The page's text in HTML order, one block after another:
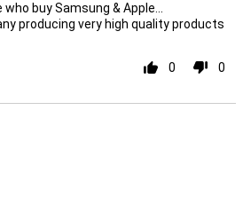
buy Samsung & Apple...
producing very high quality products
0 0